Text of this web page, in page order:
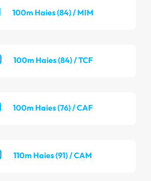
100m Haies (84) / MIM
100m Haies (84) / TCF
100m Haies (76) / CAF
110m Haies (91) / CAM